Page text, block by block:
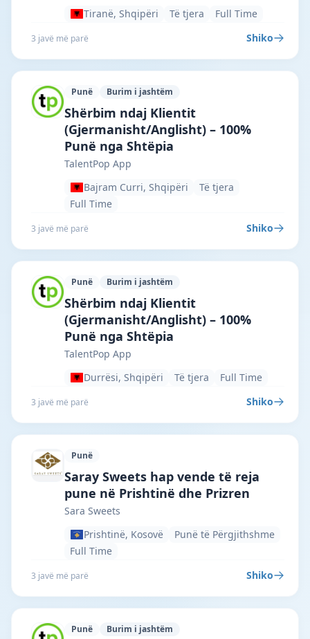
Tiranë, Shqipëri
Të tjera Full Time
3 javë më parë Shiko
Punë Burim i jashtëm
TalentPop App · Bajram Curri · #7290 —
Shërbim ndaj Klientit
(Gjermanisht/Anglisht) – 100%
Punë nga Shtëpia
TalentPop App
Bajram Curri, Shqipëri
Të tjera
Full Time
3 javë më parë Shiko
Punë Burim i jashtëm
TalentPop App · Durrësi · #7289 —
Shërbim ndaj Klientit
(Gjermanisht/Anglisht) – 100%
Punë nga Shtëpia
TalentPop App
Durrësi, Shqipëri
Të tjera Full Time
3 javë më parë Shiko
Punë
Sara Sweets · Prishtinë · #7255 —
Saray Sweets hap vende të reja
pune në Prishtinë dhe Prizren
Sara Sweets
Prishtinë, Kosovë
Punë të Përgjithshme
Full Time
3 javë më parë Shiko
Punë Burim i jashtëm